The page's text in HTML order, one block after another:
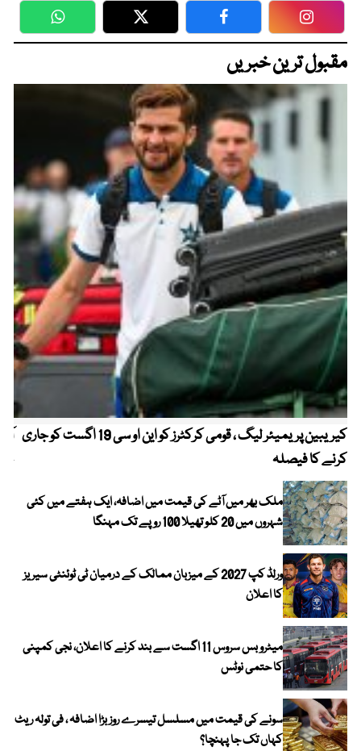
WhatsApp Twitter Facebook
مقبول ترین خبریں
کیریبین پریمیئر لیگ ، قومی کرکٹرز کو این او سی 19 اگست کو جاری
کرنے کا فیصلہ
ملک بھر میں آٹے کی قیمت میں اضافہ، ایک ہفتے میں کئی
شہروں میں 20 کلو تھیلا 100 روپے تک مہنگا
ورلڈ کپ 2027 کے میزبان ممالک کے درمیان ٹی ٹوئنٹی سیریز
کا اعلان
میٹرو بس سروس 11 اگست سے بند کرنے کا اعلان، نجی کمپنی
کا حتمی نوٹس
سونے کی قیمت میں مسلسل تیسرے روز بڑا اضافہ ، فی تولہ ریٹ
کہاں تک جا پہنچا؟